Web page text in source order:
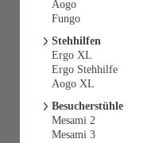
Aogo
Fungo
Stehhilfen
Ergo XL
Ergo Stehhilfe
Aogo XL
Besucherstühle
Mesami 2
Mesami 3